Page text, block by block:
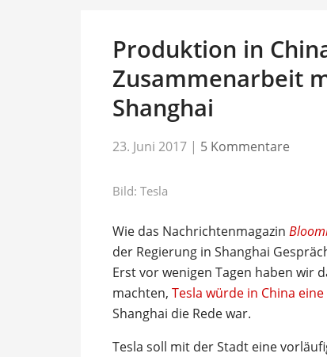
Produktion in
Zusammenarbeit
Shanghai
23. Juni 2017 | 5 Kommentare
Bild: Tesla
Wie das Nachrichtenmagazin
der Regierung in Shanghai
Erst vor wenigen Tagen haben wir
machten, Tesla würde in China
Shanghai die Rede war.
Tesla soll mit der Stadt eine